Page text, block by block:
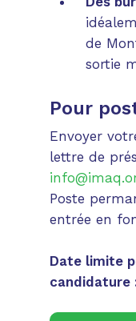
de
sortie
Pour
Envoyer
lettre de
Poste
entrée en
Date limite
candidature